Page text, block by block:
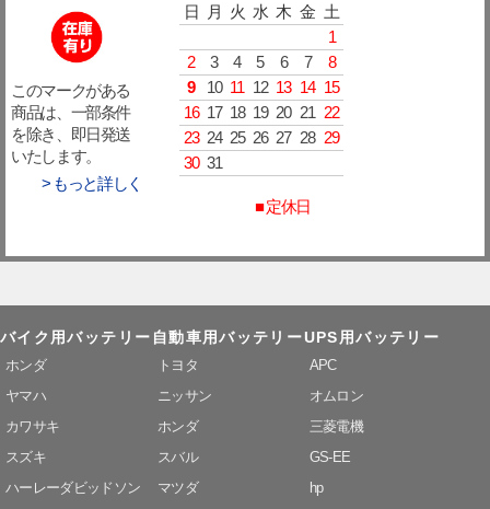
このマークがある
商品は、一部条件
を除き、即日発送
いたします。
> もっと詳しく
日 月 火 水 木 金 土
1
2
3 4 5 6 7
8
9
10 11 12 13 14 15
16 17 18 19 20 21 22
23 24 25 26 27 28 29
30 31
■ 定休日
バイク用バッテリー
ホンダ
ヤマハ
カワサキ
スズキ
ハーレーダビッドソン
自動車用バッテリー
トヨタ
ニッサン
ホンダ
スバル
マツダ
UPS用バッテリー
APC
オムロン
三菱電機
GS-EE
hp